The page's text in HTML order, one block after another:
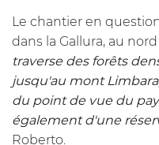
Le chantier en
dans la Gallura, au nord
traverse des forêts
jusqu'au mont
du point de vue du
également d'une
Roberto.